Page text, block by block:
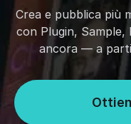
Crea e pubblica più
con Plugin,
ancora — a